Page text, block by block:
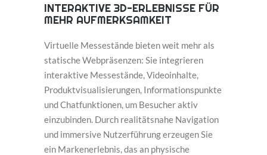
INTERAKTIVE 3D-ERLEBNISSE FÜR
MEHR AUFMERKSAMKEIT
Virtuelle Messestände bieten weit mehr als
statische Webpräsenzen: Sie integrieren
interaktive Messestände, Videoinhalte,
Produktvisualisierungen, Informationspunkte
und Chatfunktionen, um Besucher aktiv
einzubinden. Durch realitätsnahe Navigation
und immersive Nutzerführung erzeugen Sie
ein Markenerlebnis, das an physische